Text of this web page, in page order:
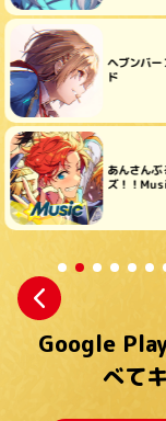
ヘブンバー
ド
あんさんぶ
ズ！！
Google
べて